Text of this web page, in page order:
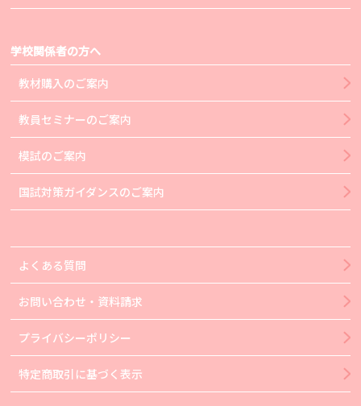
学校関係者の方へ
教材購入のご案内
教員セミナーのご案内
模試のご案内
国試対策ガイダンスのご案内
よくある質問
お問い合わせ・資料請求
プライバシーポリシー
特定商取引に基づく表示